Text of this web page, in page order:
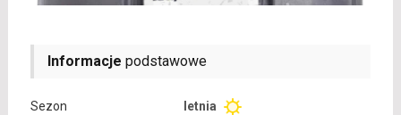
Informacje podstawowe
Sezon
letnia